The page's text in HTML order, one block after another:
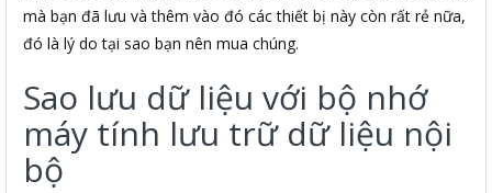
mà bạn đã lưu và thêm vào đó các thiết bị này còn rất rẻ nữa,
đó là lý do tại sao bạn nên mua chúng.
Sao lưu dữ liệu với bộ nhớ
máy tính lưu trữ dữ liệu nội
bộ